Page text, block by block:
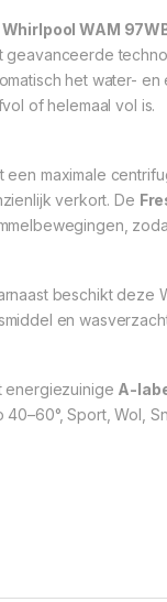
Whirlpool WAM
geavanceerde
het water-
of helemaal vol is.
een maximale
verkort. De
beschikt deze
en
energiezuinige A-
40–60°, Sport, Wol,